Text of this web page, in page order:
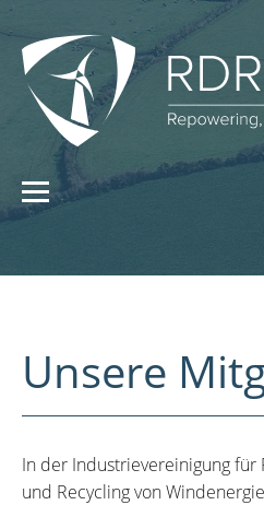
Unsere
In der Industrievereinigung für
und Recycling von